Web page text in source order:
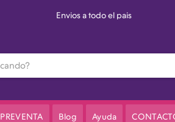
3 cuotas sin interes en el valor de lista
PREVENTA Blog Ayuda